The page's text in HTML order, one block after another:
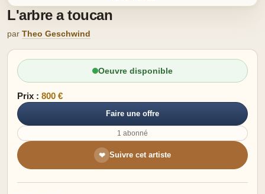
L'arbre a toucan
par Theo Geschwind
Oeuvre disponible
Prix : 800 €
Faire une offre
1 abonné
❤ Suivre cet artiste